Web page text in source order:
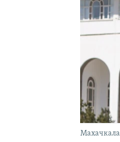
Махачкала